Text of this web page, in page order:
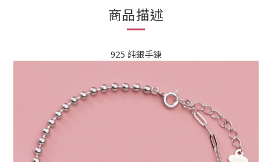
商品描述
925 純銀手鍊